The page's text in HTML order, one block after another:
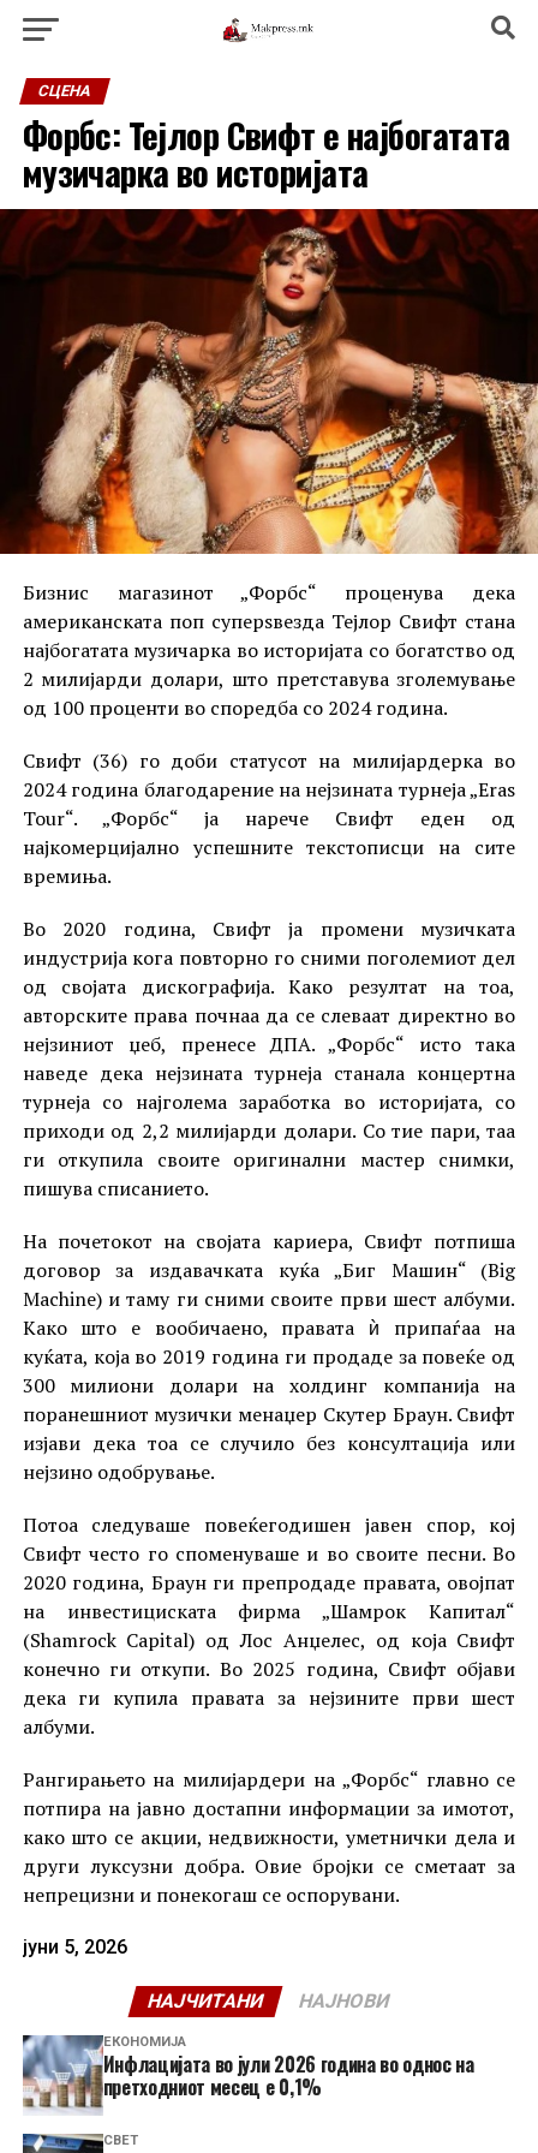
СЦЕНА
Форбс: Тејлор Свифт е најбогатата
музичарка во историјата
Бизнис магазинот „Форбс“ проценува дека
американската поп суперѕвезда Тејлор Свифт стана
најбогатата музичарка во историјата со богатство од
2 милијарди долари, што претставува зголемување
од 100 проценти во споредба со 2024 година.
Свифт (36) го доби статусот на милијардерка во
2024 година благодарение на нејзината турнеја „Eras
Tour“. „Форбс“ ја нарече Свифт еден од
најкомерцијално успешните текстописци на сите
времиња.
Во 2020 година, Свифт ја промени музичката
индустрија кога повторно го сними поголемиот дел
од својата дискографија. Како резултат на тоа,
авторските права почнаа да се слеваат директно во
нејзиниот џеб, пренесе ДПА. „Форбс“ исто така
наведе дека нејзината турнеја станала концертна
турнеја со најголема заработка во историјата, со
приходи од 2,2 милијарди долари. Со тие пари, таа
ги откупила своите оригинални мастер снимки,
пишува списанието.
На почетокот на својата кариера, Свифт потпиша
договор за издавачката куќа „Биг Машин“ (Big
Machine) и таму ги сними своите први шест албуми.
Како што е вообичаено, правата ѝ припаѓаа на
куќата, која во 2019 година ги продаде за повеќе од
300 милиони долари на холдинг компанија на
поранешниот музички менаџер Скутер Браун. Свифт
изјави дека тоа се случило без консултација или
нејзино одобрување.
Потоа следуваше повеќегодишен јавен спор, кој
Свифт често го споменуваше и во своите песни. Во
2020 година, Браун ги препродаде правата, овојпат
на инвестициската фирма „Шамрок Капитал“
(Shamrock Capital) од Лос Анџелес, од која Свифт
конечно ги откупи. Во 2025 година, Свифт објави
дека ги купила правата за нејзините први шест
албуми.
Рангирањето на милијардери на „Форбс“ главно се
потпира на јавно достапни информации за имотот,
како што се акции, недвижности, уметнички дела и
други луксузни добра. Овие бројки се сметаат за
непрецизни и понекогаш се оспорувани.
јуни 5, 2026
НАЈЧИТАНИ НАЈНОВИ
ЕКОНОМИЈА
Инфлацијата во јули 2026 година во однос на
претходниот месец е 0,1%
СВЕТ